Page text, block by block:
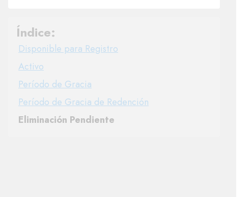
Índice:
Disponible para Registro
Activo
Período de Gracia
Período de Gracia de Redención
Eliminación Pendiente